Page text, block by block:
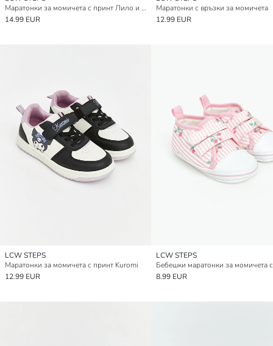
Маратонки за момичета с принт Лило и Стич
14.99 EUR
Маратонки с връзки за момичета
12.99 EUR
LCW STEPS
Маратонки за момичета с принт Kuromi
12.99 EUR
LCW STEPS
8.99 EUR